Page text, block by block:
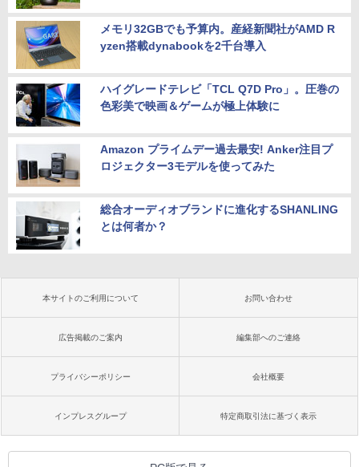
メモリ32GBでも予算内。産経新聞社がAMD R
yzen搭載dynabookを2千台導入
ハイグレードテレビ「TCL Q7D Pro」。圧巻の
色彩美で映画＆ゲームが極上体験に
Amazon プライムデー過去最安! Anker注目プ
ロジェクター3モデルを使ってみた
総合オーディオブランドに進化するSHANLING
とは何者か？
本サイトのご利用について お問い合わせ
広告掲載のご案内 編集部へのご連絡
プライバシーポリシー 会社概要
インプレスグループ 特定商取引法に基づく表示